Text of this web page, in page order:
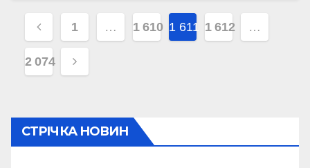
Навігація
записів
1 … 1 610 1 611 1 612 …
2 074
СТРІЧКА НОВИН